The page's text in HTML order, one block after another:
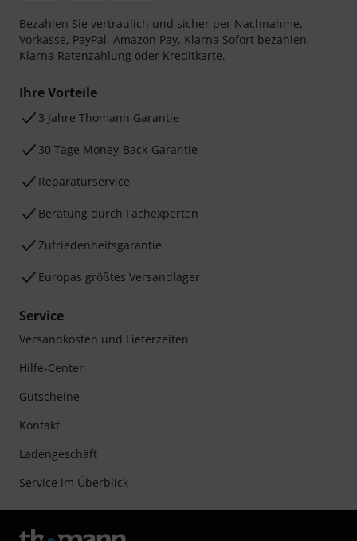
Bezahlen Sie vertraulich und sicher per Nachnahme,
Vorkasse, PayPal, Amazon Pay, Klarna Sofort bezahlen,
Klarna Ratenzahlung oder Kreditkarte.
Ihre Vorteile
3 Jahre Thomann Garantie
30 Tage Money-Back-Garantie
Reparaturservice
Beratung durch Fachexperten
Zufriedenheitsgarantie
Europas größtes Versandlager
Service
Versandkosten und Lieferzeiten
Hilfe-Center
Gutscheine
Kontakt
Ladengeschäft
Service im Überblick